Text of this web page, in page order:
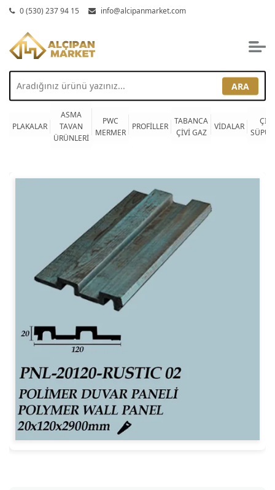
0 (530) 237 94 15 info@alcipanmarket.com
ARA
PLAKALAR
ASMA
TAVAN
ÜRÜNLERİ
PWC
MERMER
PROFİLLER
TABANCA
ÇİVİ GAZ
VİDALAR